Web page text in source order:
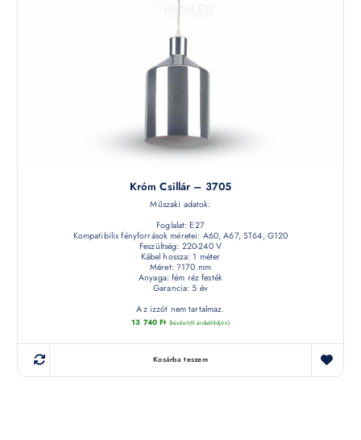
Króm Csillár – 3705
Műszaki adatok:
Foglalat: E27
Kompatibilis fényforrások méretei: A60, A67, ST64, G120
Feszültség: 220-240 V
Kábel hossza: 1 méter
Méret: ?170 mm
Anyaga: fém réz festék
Garancia: 5 év
Az izzót nem tartalmaz.
13 740Ft (készletről érdeklődjön)
Kosárba teszem